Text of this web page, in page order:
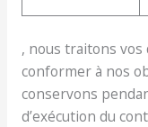
, nous traitons
conformer à nos
conservons
d’exécution du